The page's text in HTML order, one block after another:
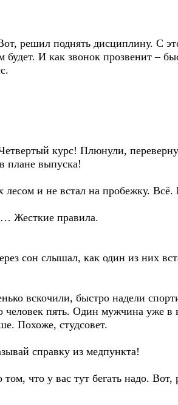
решил поднять дисциплину. С
И как звонок прозвенит –
курс! Плюнули,
плане выпуска!
и не встал на пробежку.
Жесткие правила.
сон слышал, как один из них
вскочили, быстро надели
пять. Один мужчина уже в
Похоже, студсовет.
справку из медпункта!
что у вас тут бегать надо. Вот,